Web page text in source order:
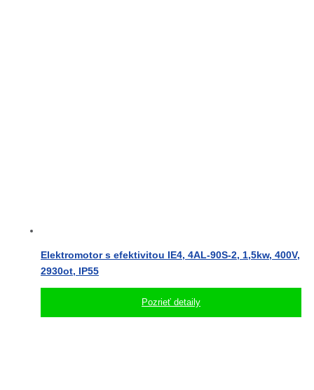
Elektromotor s efektivitou IE4, 4AL-90S-2, 1,5kw, 400V,
2930ot, IP55
Pozrieť detaily